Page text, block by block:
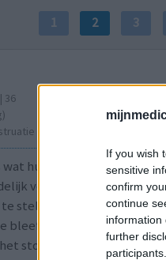
If you wish
sensitive
confirm
continue
information
further
1 2 3
36
huiverig door de
voor mijn citytrip toch
stellen. Ik gebruikte het
bleef weg zonder enige
stoppen werd ik 2